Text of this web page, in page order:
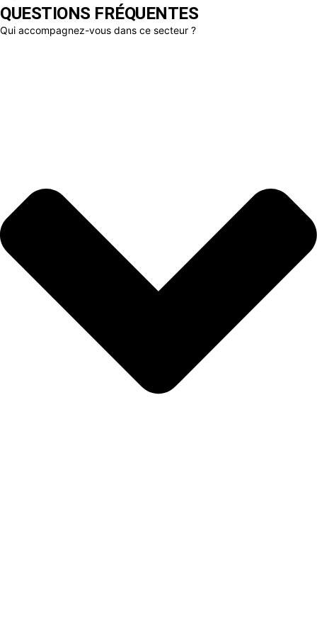
QUESTIONS FRÉQUENTES
Qui accompagnez-vous dans ce secteur ?